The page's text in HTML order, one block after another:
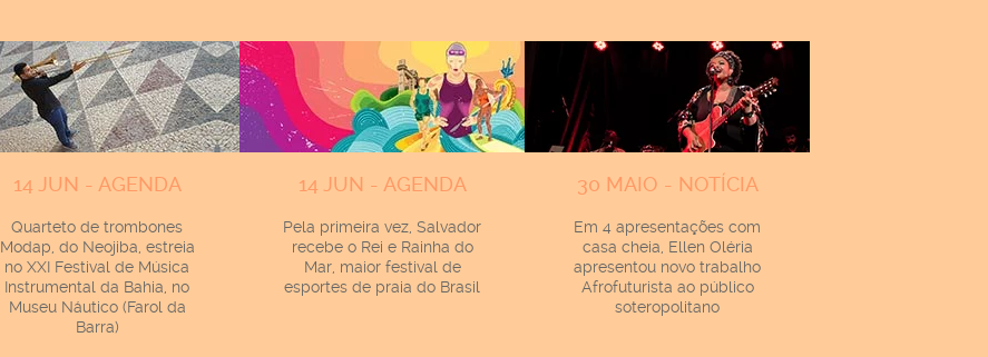
14 JUN - AGENDA
Quarteto de trombones
Modap, do Neojiba, estreia
no XXI Festival de Música
Instrumental da Bahia, no
Museu Náutico (Farol da
Barra)
14 JUN - AGENDA
Pela primeira vez, Salvador
recebe o Rei e Rainha do
Mar, maior festival de
esportes de praia do Brasil
30 MAIO - NOTÍCIA
Em 4 apresentações com
casa cheia, Ellen Oléria
apresentou novo trabalho
Afrofuturista ao público
soteropolitano